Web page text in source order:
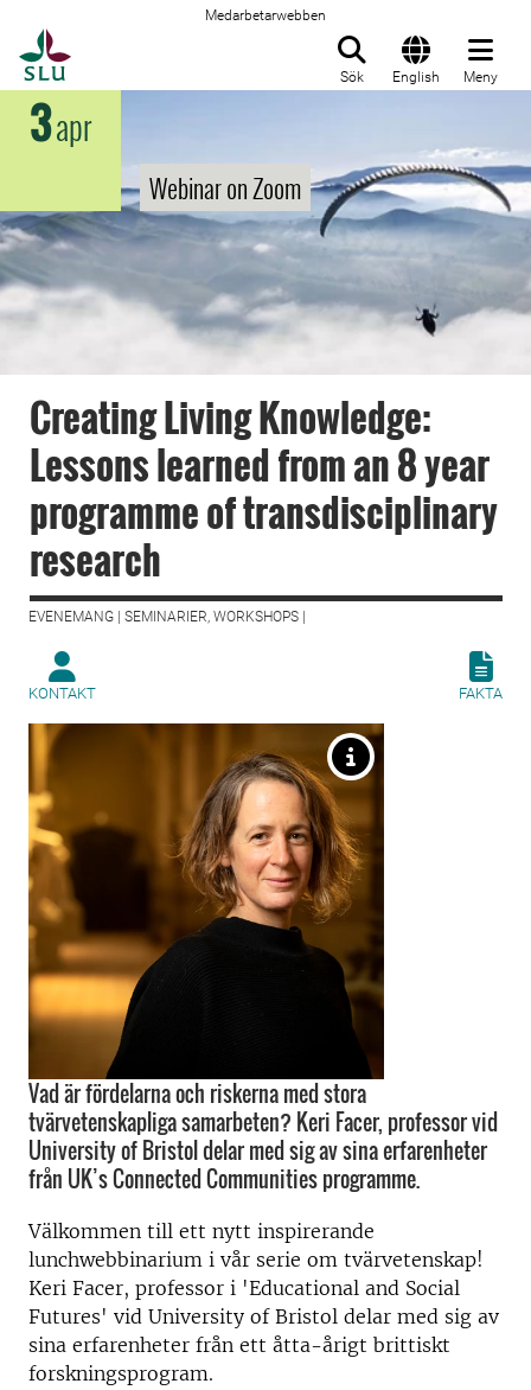
Medarbetarwebben
Sök English Meny
3apr
Webinar on Zoom
Creating Living Knowledge:
Lessons learned from an 8 year
programme of transdisciplinary
research
EVENEMANG | SEMINARIER, WORKSHOPS |
KONTAKT FAKTA
Vad är fördelarna och riskerna med stora
tvärvetenskapliga samarbeten? Keri Facer, professor vid
University of Bristol delar med sig av sina erfarenheter
från UK’s Connected Communities programme.
Välkommen till ett nytt inspirerande
lunchwebbinarium i vår serie om tvärvetenskap!
Keri Facer, professor i 'Educational and Social
Futures' vid University of Bristol delar med sig av
sina erfarenheter från ett åtta-årigt brittiskt
forskningsprogram.